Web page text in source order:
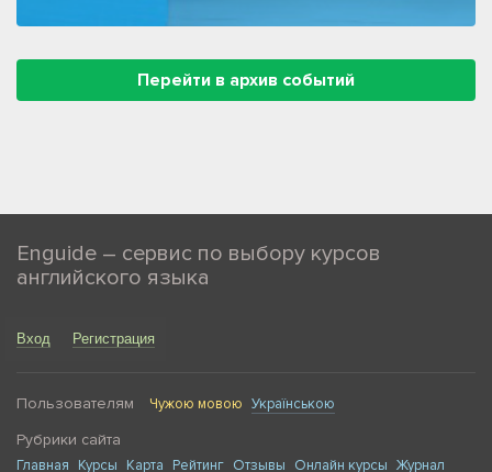
Перейти в архив событий
Enguide – сервис по выбору курсов
английского языка
Вход Регистрация
Пользователям Чужою мовою Українською
Рубрики сайта
Главная Курсы Карта Рейтинг Отзывы Онлайн курсы Журнал